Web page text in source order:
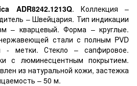
ADR8242.1213Q. Коллекция –
– Швейцария. Тип индикации
– кварцевый. Форма – круглые.
стали с полным PVD
- метки. Стекло – сапфировое.
с люминесцентным покрытием.
из натуральной кожи, застежка
– 50 м.